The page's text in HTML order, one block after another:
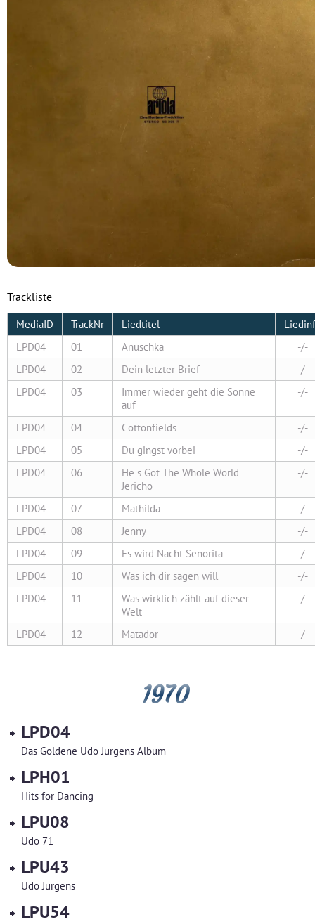
Trackliste
LPD04 01 Anuschka
-/-
LPD04
02 Dein letzter Brief
-/-
LPD04
03
Immer wieder geht die Sonne
auf
-/-
LPD04 04 Cottonfields
-/-
LPD04
05 Du gingst vorbei
-/-
LPD04
06
He s Got The Whole World
Jericho
-/-
LPD04 07 Mathilda
-/-
LPD04
08 Jenny
-/-
LPD04
09 Es wird Nacht Senorita
-/-
LPD04
10 Was ich dir sagen will
-/-
LPD04
11
Was wirklich zählt auf dieser
Welt
-/-
LPD04 12 Matador -/-
MediaID TrackNr Liedtitel
1970
LPD04
Das Goldene Udo Jürgens Album
LPH01
Hits for Dancing
LPU08
Udo 71
LPU43
Udo Jürgens
LPU54